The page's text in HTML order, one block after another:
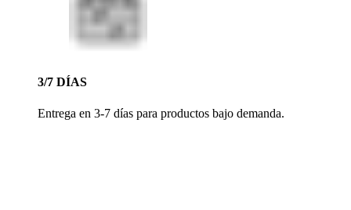
3/7 DÍAS
Entrega en 3-7 días para productos bajo demanda.